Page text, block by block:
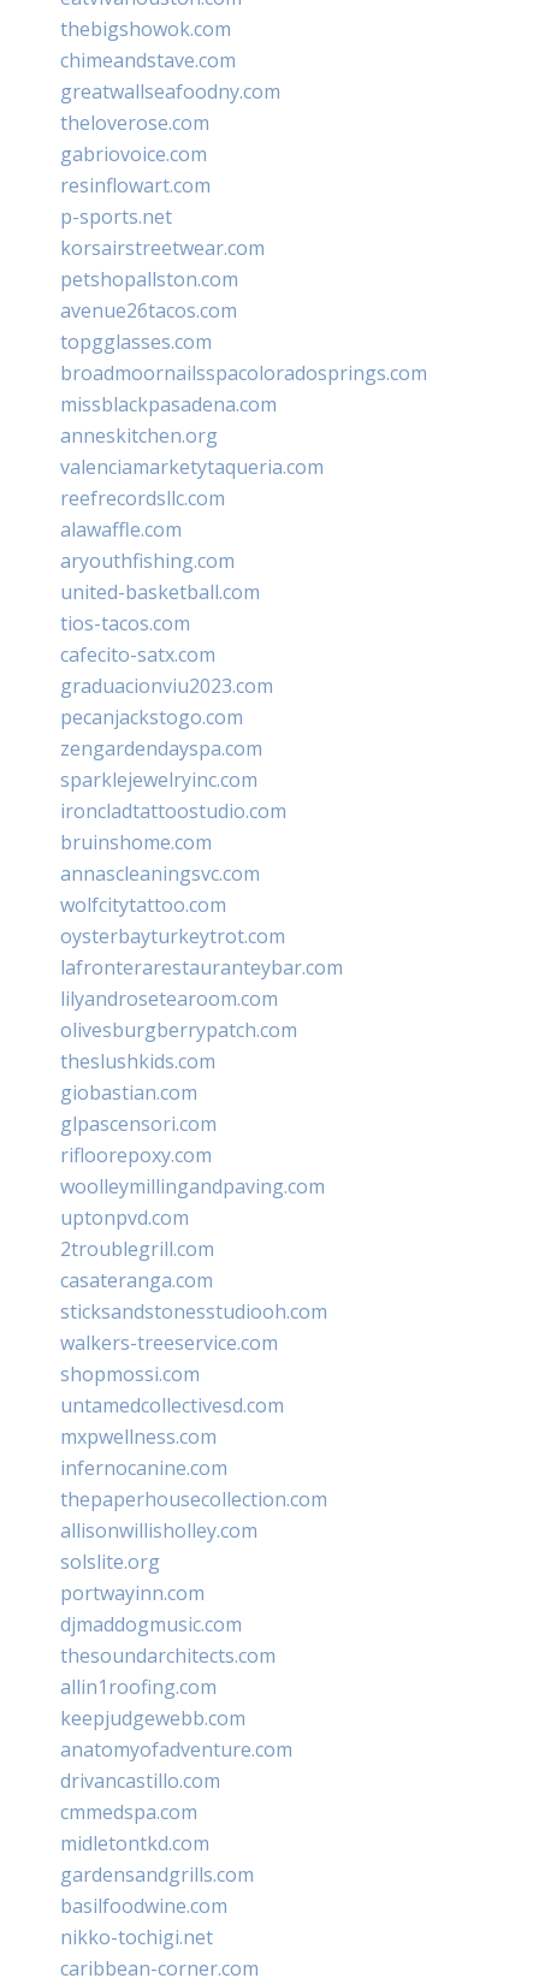
thebigshowok.com
chimeandstave.com
greatwallseafoodny.com
theloverose.com
gabriovoice.com
resinflowart.com
p-sports.net
korsairstreetwear.com
petshopallston.com
avenue26tacos.com
topgglasses.com
broadmoornailsspacoloradosprings.com
missblackpasadena.com
anneskitchen.org
valenciamarketytaqueria.com
reefrecordsllc.com
alawaffle.com
aryouthfishing.com
united-basketball.com
tios-tacos.com
cafecito-satx.com
graduacionviu2023.com
pecanjackstogo.com
zengardendayspa.com
sparklejewelryinc.com
ironcladtattoostudio.com
bruinshome.com
annascleaningsvc.com
wolfcitytattoo.com
oysterbayturkeytrot.com
lafronterarestauranteybar.com
lilyandrosetearoom.com
olivesburgberrypatch.com
theslushkids.com
giobastian.com
glpascensori.com
rifloorepoxy.com
woolleymillingandpaving.com
uptonpvd.com
2troublegrill.com
casateranga.com
sticksandstonesstudiooh.com
walkers-treeservice.com
shopmossi.com
untamedcollectivesd.com
mxpwellness.com
infernocanine.com
thepaperhousecollection.com
allisonwillisholley.com
solslite.org
portwayinn.com
djmaddogmusic.com
thesoundarchitects.com
allin1roofing.com
keepjudgewebb.com
anatomyofadventure.com
drivancastillo.com
cmmedspa.com
midletontkd.com
gardensandgrills.com
basilfoodwine.com
nikko-tochigi.net
caribbean-corner.com